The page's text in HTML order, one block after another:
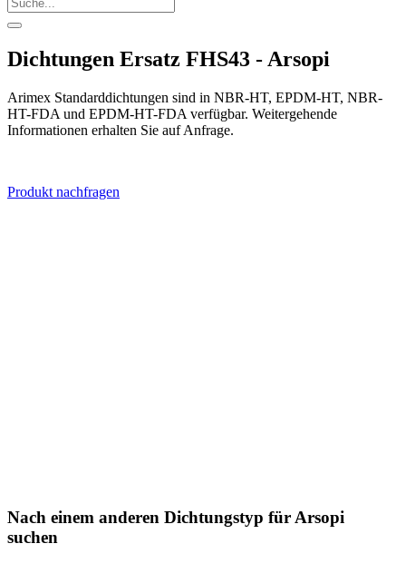
Dichtungen Ersatz FHS43 - Arsopi
Arimex Standarddichtungen sind in NBR-HT, EPDM-HT, NBR-
HT-FDA und EPDM-HT-FDA verfügbar. Weitergehende
Informationen erhalten Sie auf Anfrage.
Produkt nachfragen
Nach einem anderen Dichtungstyp für Arsopi
suchen